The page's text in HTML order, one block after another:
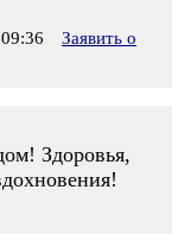
Заявить о
Здоровья,